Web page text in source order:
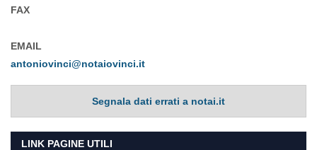
FAX
EMAIL
antoniovinci@notaiovinci.it
Segnala dati errati a notai.it
LINK PAGINE UTILI